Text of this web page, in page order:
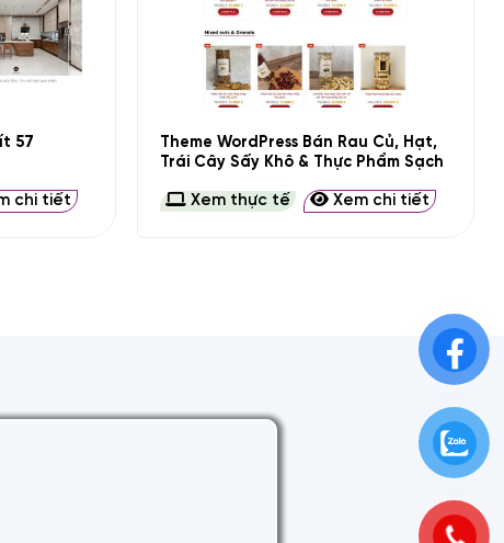
57
chi tiết
Theme WordPress Bán Rau Củ, Hạt,
Trái Cây Sấy Khô & Thực Phẩm Sạch
Xem thực tế Xem chi tiết